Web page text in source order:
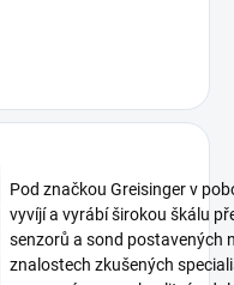
Pod značkou Greisinger v
vyvíjí a vyrábí širokou škálu
senzorů a sond postavených
znalostech zkušených